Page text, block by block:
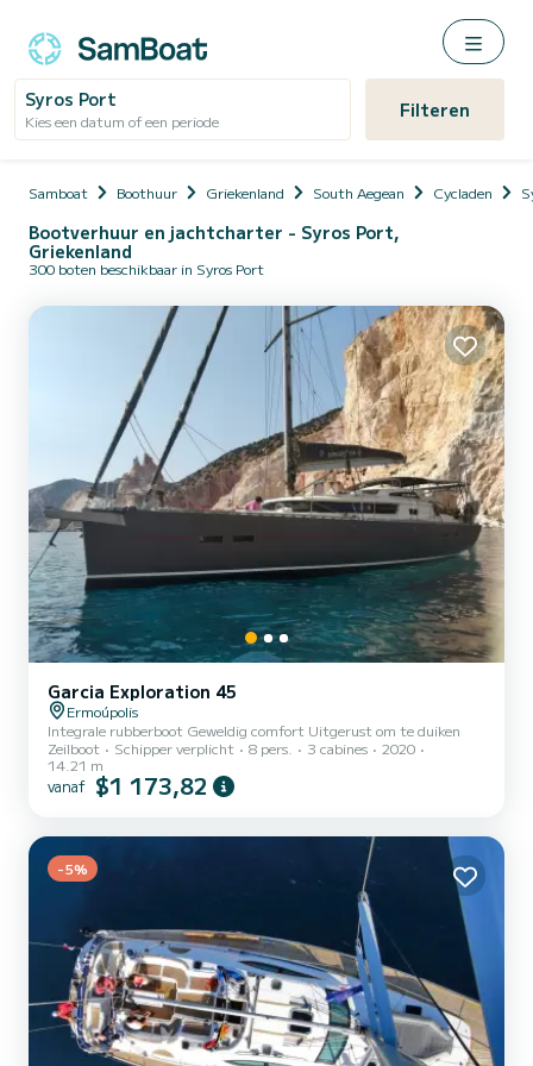
Syros Port
Kies een datum of een periode Filteren
Samboat Boothuur Griekenland South Aegean Cycladen
Bootverhuur en jachtcharter - Syros Port,
Griekenland
300 boten beschikbaar in Syros Port
Garcia Exploration 45
Ermoúpolis
Integrale rubberboot Geweldig comfort Uitgerust om te duiken
Zeilboot
Schipper verplicht 8 pers. 3 cabines
2020
14.21 m
vanaf $1 173,82
-5%